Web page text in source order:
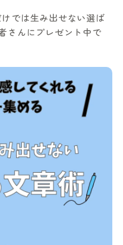
では生み出せない選ば
さんにプレゼント中で